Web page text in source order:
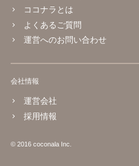
ココナラとは
よくあるご質問
運営へのお問い合わせ
会社情報
運営会社
採用情報
© 2016 coconala Inc.